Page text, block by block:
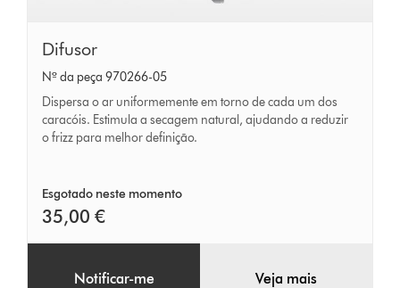
Difusor
Difusor
Nº da peça 970266-05
Dispersa o ar uniformemente em torno de cada um dos
caracóis. Estimula a secagem natural, ajudando a reduzir
o frizz para melhor definição.
Esgotado neste momento
35,00 €
Notificar-me Veja mais